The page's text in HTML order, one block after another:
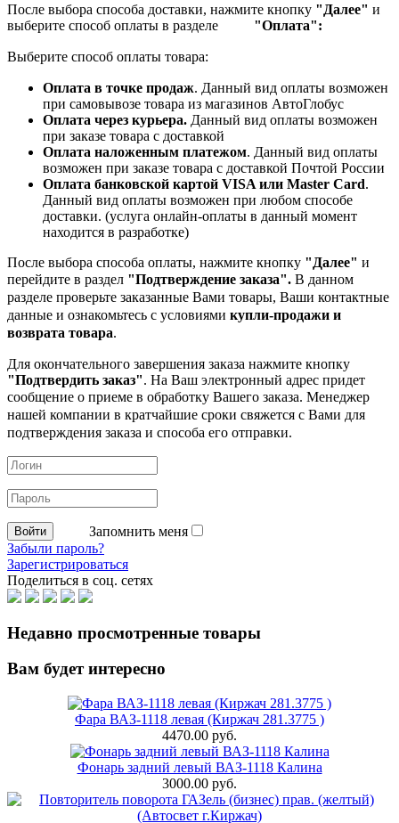
После выбора способа доставки, нажмите кнопку "Далее" и
выберите способ оплаты в разделе "Оплата":
Выберите способ оплаты товара:
Оплата в точке продаж. Данный вид оплаты возможен
при самовывозе товара из магазинов АвтоГлобус
Оплата через курьера. Данный вид оплаты возможен
при заказе товара с доставкой
Оплата наложенным платежом. Данный вид оплаты
возможен при заказе товара с доставкой Почтой России
Оплата банковской картой VISA или Master Card.
Данный вид оплаты возможен при любом способе
доставки. (услуга онлайн-оплаты в данный момент
находится в разработке)
После выбора способа оплаты, нажмите кнопку "Далее" и
перейдите в раздел "Подтверждение заказа". В данном
разделе проверьте заказанные Вами товары, Ваши контактные
данные и ознакомьтесь с условиями купли-продажи и
возврата товара.
Для окончательного завершения заказа нажмите кнопку
"Подтвердить заказ". На Ваш электронный адрес придет
сообщение о приеме в обработку Вашего заказа. Менеджер
нашей компании в кратчайшие сроки свяжется с Вами для
подтверждения заказа и способа его отправки.
Запомнить меня
Забыли пароль?
Зарегистрироваться
Поделиться в соц. сетях
Недавно просмотренные товары
Вам будет интересно
Фара ВАЗ-1118 левая (Киржач 281.3775 )
4470.00 руб.
Фонарь задний левый ВАЗ-1118 Калина
3000.00 руб.